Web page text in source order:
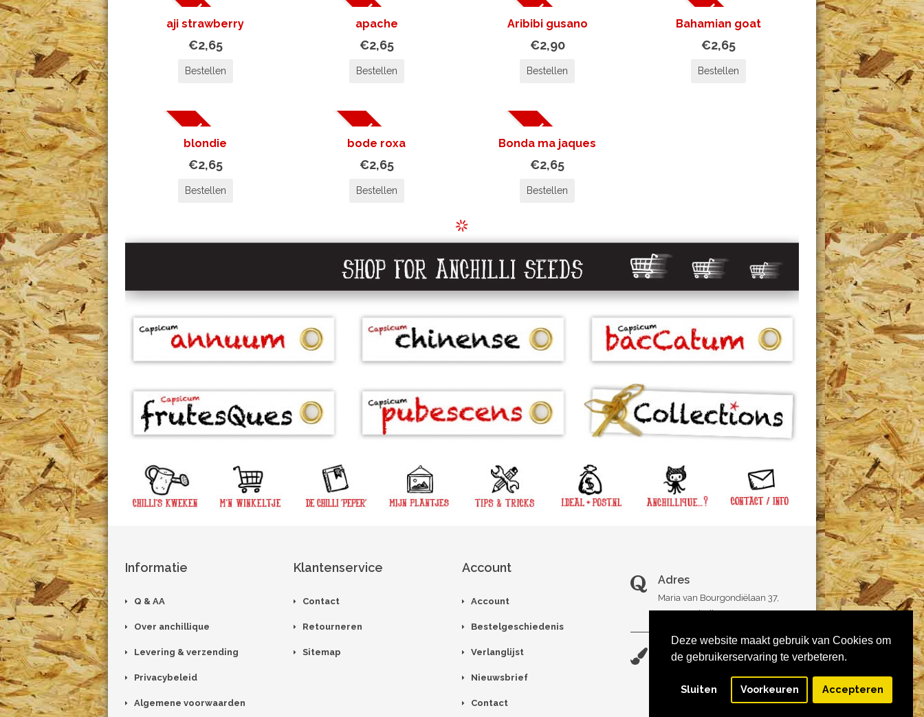
Deze website maakt gebruik van Cookies om
de gebruikerservaring te verbeteren.
Sluiten Voorkeuren Accepteren
UITVERKOCHT
aji strawberry
€2,65
Bestellen UITVERKOCHT
apache
€2,65
Bestellen UITVERKOCHT
Aribibi gusano
€2,90
Bestellen UITVERKOCHT
Bahamian goat
€2,65
Bestellen
UITVERKOCHT
blondie
€2,65
Bestellen UITVERKOCHT
bode roxa
€2,65
Bestellen UITVERKOCHT
Bonda ma jaques
€2,65
Bestellen
Informatie
Q & AA
Over anchillique
Levering & verzending
Privacybeleid
Algemene voorwaarden
Klantenservice
Contact
Retourneren
Sitemap
Account
Account
Bestelgeschiedenis
Verlanglijst
Nieuwsbrief
Contact
Adres
Maria van Bourgondiëlaan 37,
5616EB Eindhoven
E-mail